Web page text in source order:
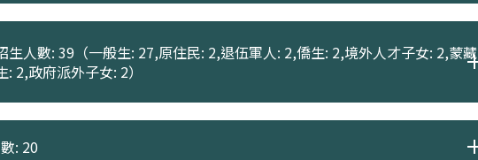
生人數: 39（一般生: 27,原住民: 2,退伍軍人: 2,僑生: 2,境外人才子女: 2,蒙藏
: 2,政府派外子女: 2）
: 20